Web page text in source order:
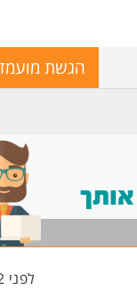
הגשת
אותך
לפני 12 שעות